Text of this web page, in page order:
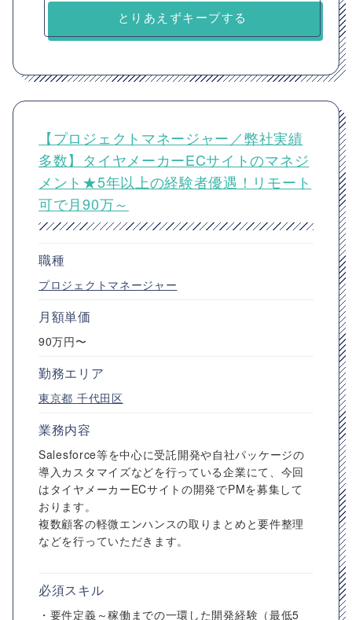
とりあえずキープする
【プロジェクトマネージャー／弊社実績
多数】タイヤメーカーECサイトのマネジ
メント★5年以上の経験者優遇！リモート
可で月90万～
職種
プロジェクトマネージャー
月額単価
90万円〜
勤務エリア
東京都 千代田区
業務内容
Salesforce等を中心に受託開発や自社パッケージの
導入カスタマイズなどを行っている企業にて、今回
はタイヤメーカーECサイトの開発でPMを募集して
おります。
複数顧客の軽微エンハンスの取りまとめと要件整理
などを行っていただきます。
必須スキル
・要件定義～稼働までの一環した開発経験（最低5